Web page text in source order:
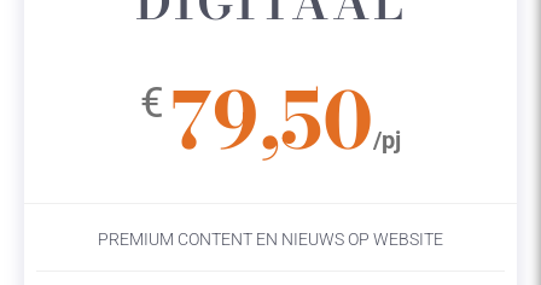
€ 79,50/pj
PREMIUM CONTENT EN NIEUWS OP WEBSITE